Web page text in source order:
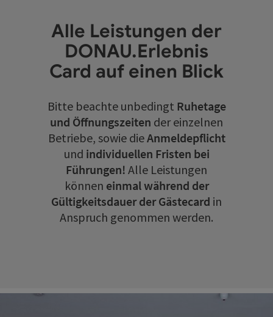
Alle Leistungen der
DONAU.Erlebnis
Card auf einen Blick
Bitte beachte unbedingt Ruhetage
und Öffnungszeiten der einzelnen
Betriebe, sowie dieAnmeldepflicht
und individuellen Fristen bei
Führungen! Alle Leistungen
können einmal während der
Gültigkeitsdauer der Gästecard in
Anspruch genommen werden.